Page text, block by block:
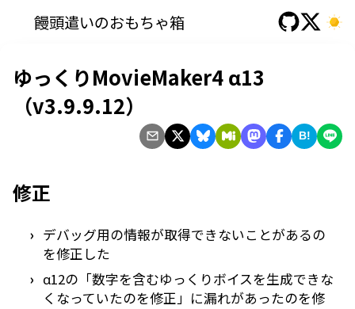
饅頭遣いのおもちゃ箱
ゆっくりMovieMaker4 α13
（v3.9.9.12）
B!
修正
デバッグ用の情報が取得できないことがあるの
を修正した
α12の「数字を含むゆっくりボイスを生成できな
くなっていたのを修正」に漏れがあったのを修